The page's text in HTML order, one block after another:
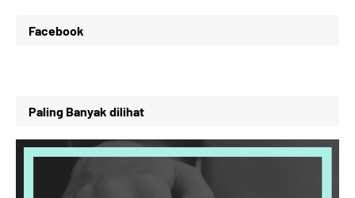
Facebook
Paling Banyak dilihat